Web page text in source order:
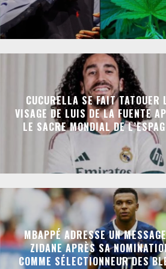
CUCURELLA SE FAIT TATOUER
VISAGE DE LUIS DE LA FUENTE
LE SACRE MONDIAL DE
MBAPPÉ ADRESSE UN
ZIDANE APRÈS SA
COMME SÉLECTIONNEUR DES